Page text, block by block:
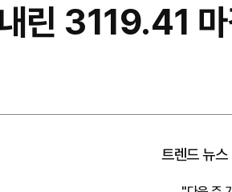
린 3119.41
트렌드 뉴스